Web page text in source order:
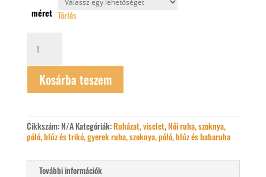
méret Törlés
mennyiség
Kosárba teszem
Cikkszám:N/A Kategóriák:Ruházat, viselet,Női ruha, szoknya,
póló, blúz és trikó, gyerek ruha, szoknya, póló, blúz és babaruha
További információk